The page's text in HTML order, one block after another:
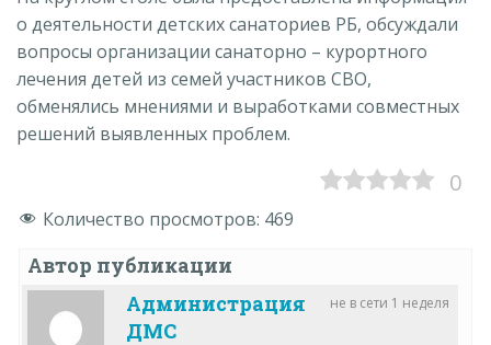
о деятельности детских санаториев РБ, обсуждали
вопросы организации санаторно – курортного
лечения детей из семей участников СВО,
обменялись мнениями и выработками совместных
решений выявленных проблем.
0
Количество просмотров: 469
Автор публикации
не в сети 1 неделя
Администрация
ДМС